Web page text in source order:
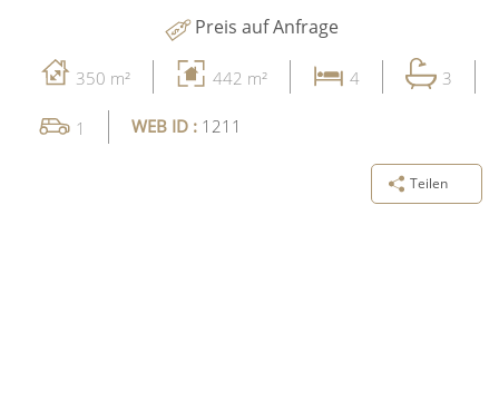
Preis auf Anfrage
350 m² 442 m² 4 3
1 WEB ID : 1211
Teilen